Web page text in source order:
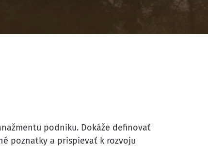
podniku. Dokáže definovať
poznatky a prispievať k rozvoju